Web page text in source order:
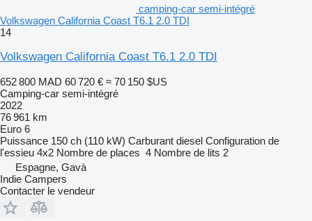
camping-car semi-intégré
Volkswagen California Coast T6.1 2.0 TDI
14
Volkswagen California Coast T6.1 2.0 TDI
652 800 MAD 60 720 € ≈ 70 150 $US
Camping-car semi-intégré
2022
76 961 km
Euro 6
Puissance 150 ch (110 kW) Carburant diesel Configuration de
l'essieu 4x2 Nombre de places 4 Nombre de lits 2
Espagne, Gavà
Indie Campers
Contacter le vendeur